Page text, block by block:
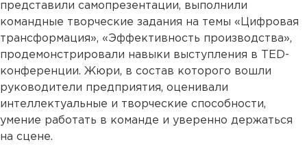
представили самопрезентации, выполнили
командные творческие задания на темы «Цифровая
трансформация», «Эффективность производства»,
продемонстрировали навыки выступления в ТED-
конференции. Жюри, в состав которого вошли
руководители предприятия, оценивали
интеллектуальные и творческие способности,
умение работать в команде и уверенно держаться
на сцене.